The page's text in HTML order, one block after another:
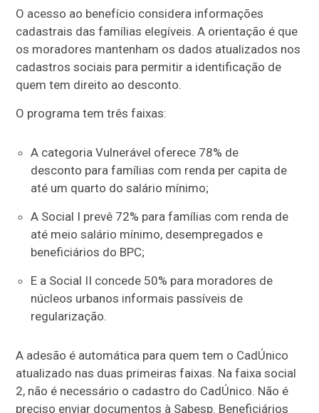
O acesso ao benefício considera informações
cadastrais das famílias elegíveis. A orientação é que
os moradores mantenham os dados atualizados nos
cadastros sociais para permitir a identificação de
quem tem direito ao desconto.
O programa tem três faixas:
A categoria Vulnerável oferece 78% de
desconto para famílias com renda per capita de
até um quarto do salário mínimo;
A Social I prevê 72% para famílias com renda de
até meio salário mínimo, desempregados e
beneficiários do BPC;
E a Social II concede 50% para moradores de
núcleos urbanos informais passíveis de
regularização.
A adesão é automática para quem tem o CadÚnico
atualizado nas duas primeiras faixas. Na faixa social
2, não é necessário o cadastro do CadÚnico. Não é
preciso enviar documentos à Sabesp. Beneficiários